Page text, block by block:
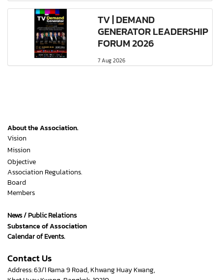
TV | DEMAND
GENERATOR LEADERSHIP
FORUM 2026
7 Aug 2026
About the Association.
Vision
Mission
Objective
Association Regulations.
Board
Members
News / Public Relations
Substance of Association
Calendar of Events.
Contact Us
Address: 63/1 Rama 9 Road, Khwang Huay Kwang,